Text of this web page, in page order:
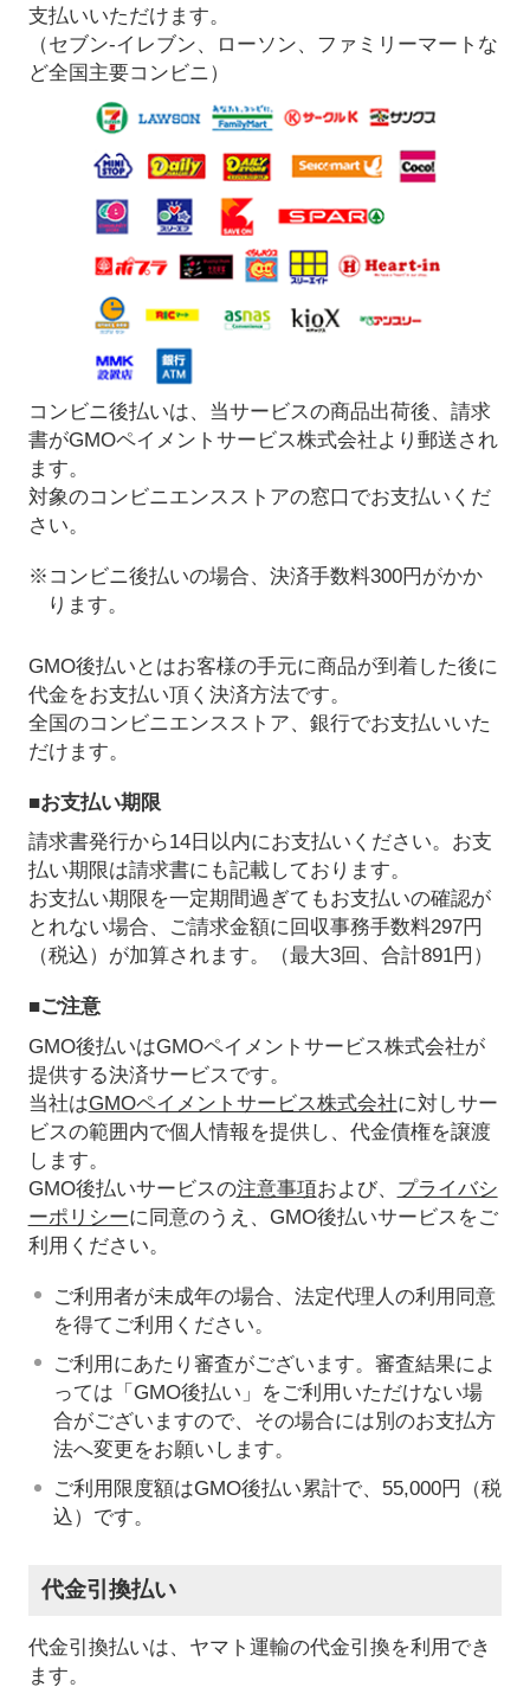
支払いいただけます。
（セブン-イレブン、ローソン、ファミリーマートな
ど全国主要コンビニ）
コンビニ後払いは、当サービスの商品出荷後、請求
書がGMOペイメントサービス株式会社より郵送され
ます。
対象のコンビニエンスストアの窓口でお支払いくだ
さい。
※コンビニ後払いの場合、決済手数料300円がかか
ります。
GMO後払いとはお客様の手元に商品が到着した後に
代金をお支払い頂く決済方法です。
全国のコンビニエンスストア、銀行でお支払いいた
だけます。
■お支払い期限
請求書発行から14日以内にお支払いください。お支
払い期限は請求書にも記載しております。
お支払い期限を一定期間過ぎてもお支払いの確認が
とれない場合、ご請求金額に回収事務手数料297円
（税込）が加算されます。（最大3回、合計891円）
■ご注意
GMO後払いはGMOペイメントサービス株式会社が
提供する決済サービスです。
当社はGMOペイメントサービス株式会社に対しサー
ビスの範囲内で個人情報を提供し、代金債権を譲渡
します。
GMO後払いサービスの注意事項および、 プライバシ
ーポリシーに同意のうえ、GMO後払いサービスをご
利用ください。
ご利用者が未成年の場合、法定代理人の利用同意
を得てご利用ください。
ご利用にあたり審査がございます。審査結果によ
っては「GMO後払い」をご利用いただけない場
合がございますので、その場合には別のお支払方
法へ変更をお願いします。
ご利用限度額はGMO後払い累計で、55,000円（税
込）です。
代金引換払い
代金引換払いは、ヤマト運輸の代金引換を利用でき
ます。